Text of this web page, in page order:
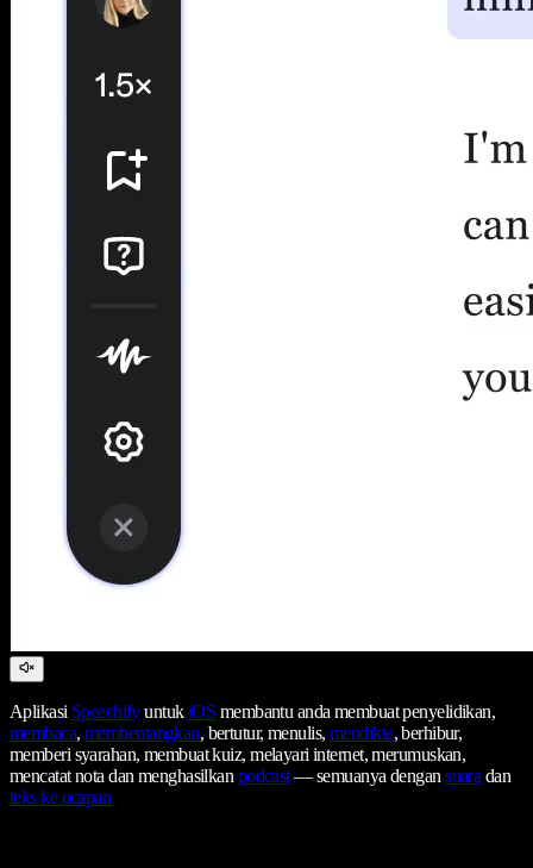
Aplikasi SpeechifyuntukiOS membantu anda membuat penyelidikan,
membaca, membentangkan, bertutur, menulis, mendikte, berhibur,
memberi syarahan, membuat kuiz, melayari internet, merumuskan,
mencatat nota dan menghasilkanpodcast— semuanya dengansuaradan
teks ke ucapan